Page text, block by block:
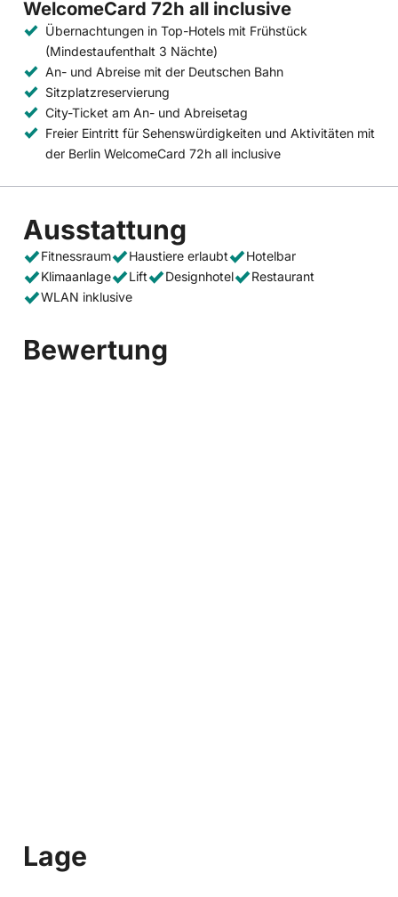
WelcomeCard 72h all inclusive
Übernachtungen in Top-Hotels mit Frühstück
(Mindestaufenthalt 3 Nächte)
An- und Abreise mit der Deutschen Bahn
Sitzplatzreservierung
City-Ticket am An- und Abreisetag
Freier Eintritt für Sehenswürdigkeiten und Aktivitäten mit
der Berlin WelcomeCard 72h all inclusive
Ausstattung
Fitnessraum Haustiere erlaubt
Hotelbar
Klimaanlage
Lift Designhotel
Restaurant
WLAN inklusive
Bewertung
Lage